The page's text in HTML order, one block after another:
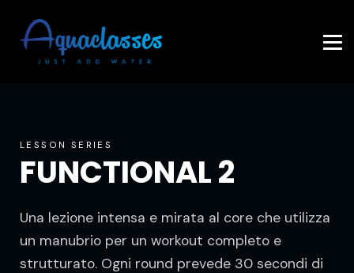
Accedi
LESSON SERIES
FUNCTIONAL 2
Una lezione intensa e mirata al core che utilizza
un manubrio per un workout completo e
strutturato. Ogni round prevede 30 secondi di